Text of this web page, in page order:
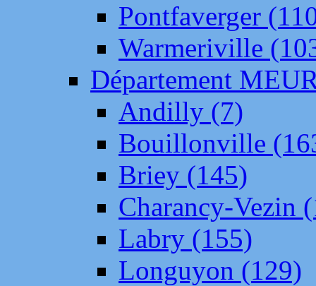
Pontfaverger
Warmeriville
Département
Andilly (7)
Bouillonville
Briey (145)
Charancy-Vezin
Labry (155)
Longuyon (129)